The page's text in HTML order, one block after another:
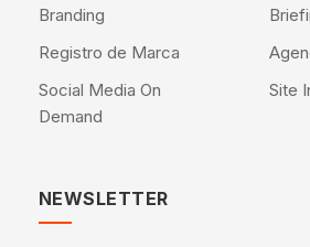
Branding
Registro de Marca
Social Media On
Demand
Site
NEWSLETTER